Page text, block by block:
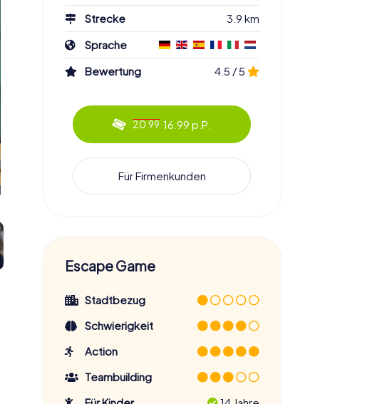
Strecke
3.9 km
Sprache
Bewertung
4.5 / 5
20.99 16.99 p.P.
Für Firmenkunden
Escape Game
Stadtbezug
Schwierigkeit
Action
Teambuilding